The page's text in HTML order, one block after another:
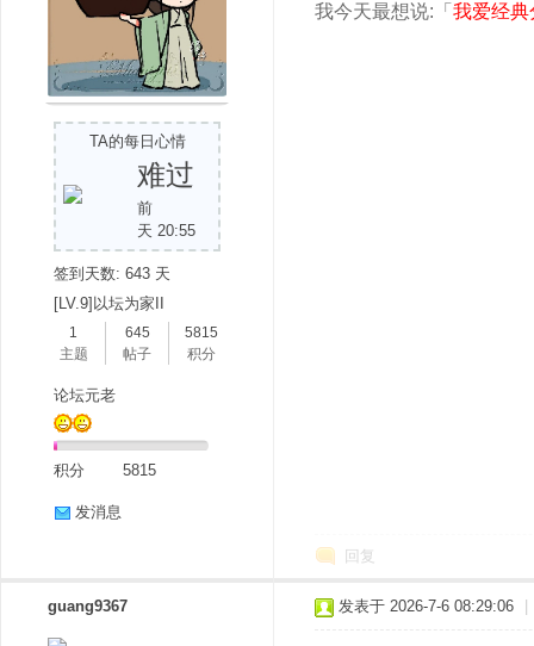
TA的每日心情
难过
前
天 20:55
签到天数: 643 天
[LV.9]以坛为家II
1
主题
645
帖子
5815
积分
论坛元老
积分 5815
发消息
我今天最想说:「 我爱经典
回复
guang9367 发表于 2026-7-6 08:29:06